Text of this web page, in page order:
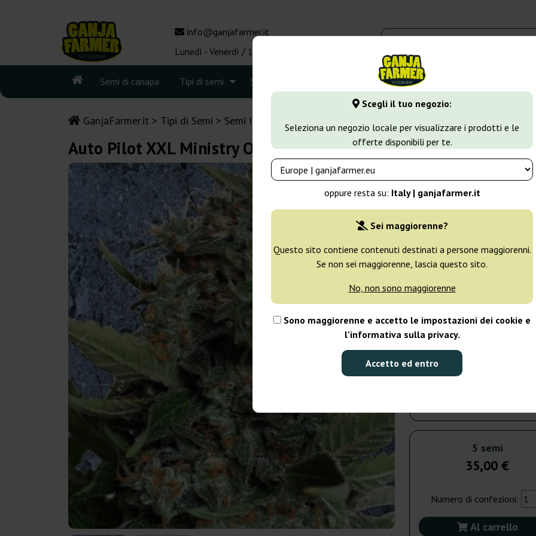
Scegli il tuo negozio:
Seleziona un negozio locale per visualizzare i prodotti e le
offerte disponibili per te.
oppure resta su: Italy | ganjafarmer.it
Sei maggiorenne?
Questo sito contiene contenuti destinati a persone maggiorenni.
Se non sei maggiorenne, lascia questo sito.
No, non sono maggiorenne
Sono maggiorenne e accetto le impostazioni dei cookie e
l’informativa sulla privacy.
Accetto ed entro
info@ganjafarmer.it
Lunedì - Venerdì / 10:00 - 16:00
Semi di canapa Tipi di semi Seedbank Tipi di marijuana Altro
GanjaFarmer.it Tipi di Semi Semi Indica
Auto Pilot XXL Ministry Of Cannabis
Ministry Of Cannabis
2 semi
Spedito in 3-7
5 semi
Spedito in 24h
25 semi
5 semi
35,00 €
Numero di confezioni:
Al carrello